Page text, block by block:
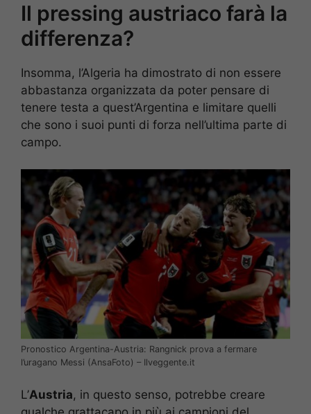
Il pressing austriaco farà la
differenza?
Insomma, l’Algeria ha dimostrato di non essere
abbastanza organizzata da poter pensare di
tenere testa a quest’Argentina e limitare quelli
che sono i suoi punti di forza nell’ultima parte di
campo.
Pronostico Argentina-Austria: Rangnick prova a fermare
l’uragano Messi (AnsaFoto) – Ilveggente.it
L’Austria, in questo senso, potrebbe creare